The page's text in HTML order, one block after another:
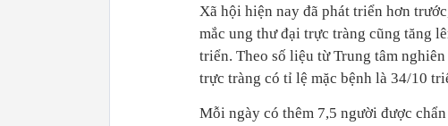
Xã hội hiện nay đã phát triển hơn
mắc ung thư đại trực tràng cũng tăng
triển. Theo số liệu từ Trung tâm
trực tràng có tỉ lệ mặc bệnh là 34/10
Mỗi ngày có thêm 7,5 người được